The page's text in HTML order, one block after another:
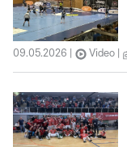
09.05.2026 Video